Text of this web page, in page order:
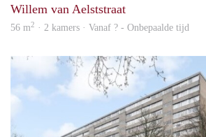
Willem van Aelststraat
56 m2 · 2 kamers · Vanaf ? - Onbepaalde tijd